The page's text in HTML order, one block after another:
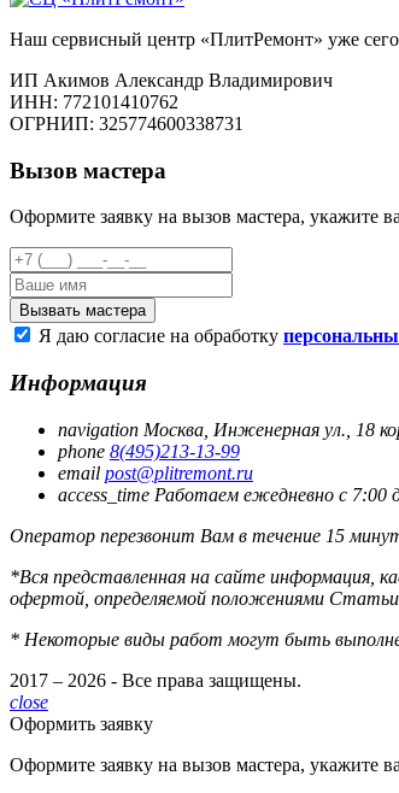
Наш сервисный центр «ПлитРемонт» уже
ИП Акимов Александр Владимирович
ИНН: 772101410762
ОГРНИП: 325774600338731
Вызов мастера
Оформите заявку на вызов мастера, укажите
Я даю согласие на обработку
Информация
navigation Москва Инженерная ул., 18
phone 8(495)213-13-99
email post@plitremont.ru
access_time Работаем ежедневно c 7:00
Оператор перезвонит Вам в течение 15
*Вся представленная на сайте информация,
офертой, определяемой положениями
* Некоторые виды работ могут быть
2017 – 2026 - Все права защищены.
close
Оформить заявку
Оформите заявку на вызов мастера, укажите